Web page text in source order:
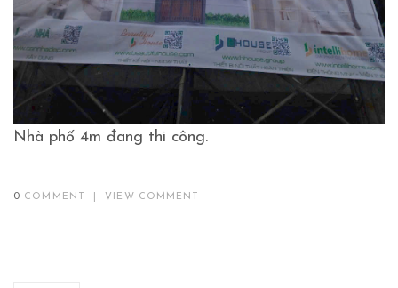
Nhà phố 4m đang thi công.
0 COMMENT VIEW COMMENT